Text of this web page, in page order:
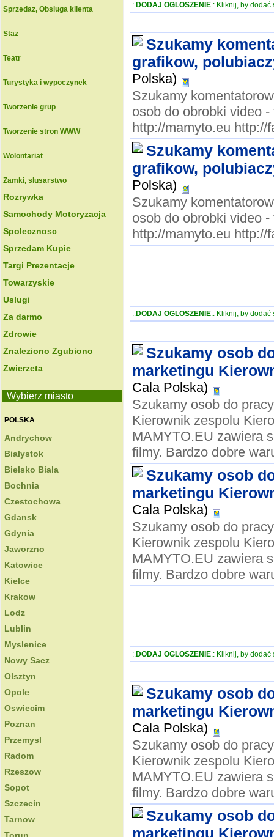
Sprzedaz, Obsluga klienta
Staz
Teatr
Turystyka i wypoczynek
Tworzenie grup
Tworzenie stron WWW
Wolontariat
Zamki, slusarstwo
Rozrywka
Samochody Motoryzacja
Spolecznosc
Sprzedam Kupie
Targi Prezentacje
Towarzyskie
Uslugi
Za darmo
Zdrowie
Znaleziono Zgubiono
Zwierzeta
Wybierz miasto
POLSKA
Andrychow
Bialystok
Bielsko Biala
Bochnia
Czestochowa
Gdansk
Gdynia
Jaworzno
Katowice
Kielce
Krakow
Lodz
Lublin
Myslenice
Nowy Sacz
Olsztyn
Opole
Oswiecim
Poznan
Przemysl
Radom
Rzeszow
Sopot
Szczecin
Tarnow
:.DODAJ OGLOSZENIE.: Kliknij, by dodać
Szukamy
grafikow,
Polska)
Szukamy
osob do obrobki video
http://mamyto.eu http://
Szukamy
grafikow,
Polska)
Szukamy
osob do obrobki video
http://mamyto.eu http://
:.DODAJ OGLOSZENIE.: Kliknij, by dodać
Szukamy osob
marketingu
Cala Polska)
Szukamy osob do
Kierownik zespolu
MAMYTO.EU zawiera
filmy. Bardzo dobre
Szukamy osob
marketingu
Cala Polska)
Szukamy osob do
Kierownik zespolu
MAMYTO.EU zawiera
filmy. Bardzo dobre
:.DODAJ OGLOSZENIE.: Kliknij, by dodać
Szukamy osob
marketingu
Cala Polska)
Szukamy osob do
Kierownik zespolu
MAMYTO.EU zawiera
filmy. Bardzo dobre
Szukamy osob
marketingu